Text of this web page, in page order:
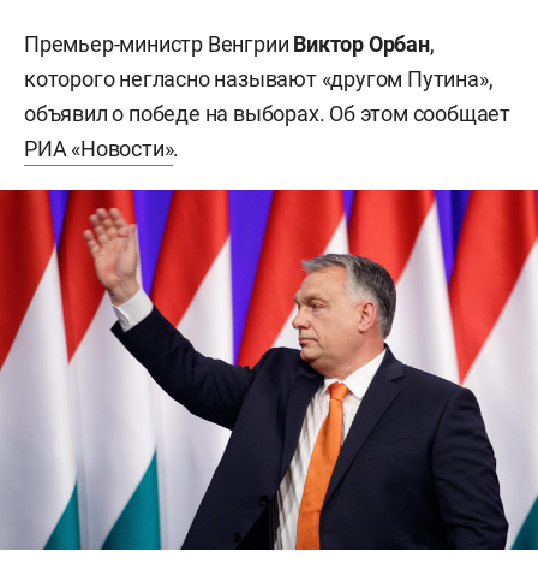
Премьер-министр Венгрии Виктор Орбан,
которого негласно называют «другом Путина»,
объявил о победе на выборах. Об этом сообщает
РИА «Новости».